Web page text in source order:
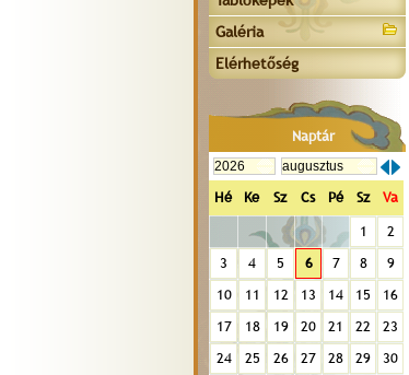
Galéria
Elérhetőség
Naptár
Hé Ke Sz Cs Pé Sz Va
1
2
3
4 5 6 7 8
9
10
11 12 13 14 15
16
17
18 19 20 21 22
23
24
25 26 27 28 29
30